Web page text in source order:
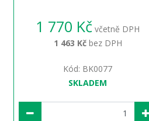
1 770 Kč včetně DPH
1 463 Kčbez DPH
Kód: BK0077
SKLADEM